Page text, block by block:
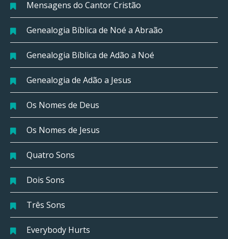
Mensagens do Cantor Cristão
Genealogia Bíblica de Noé a Abraão
Genealogia Bíblica de Adão a Noé
Genealogia de Adão a Jesus
Os Nomes de Deus
Os Nomes de Jesus
Quatro Sons
Dois Sons
Três Sons
Everybody Hurts